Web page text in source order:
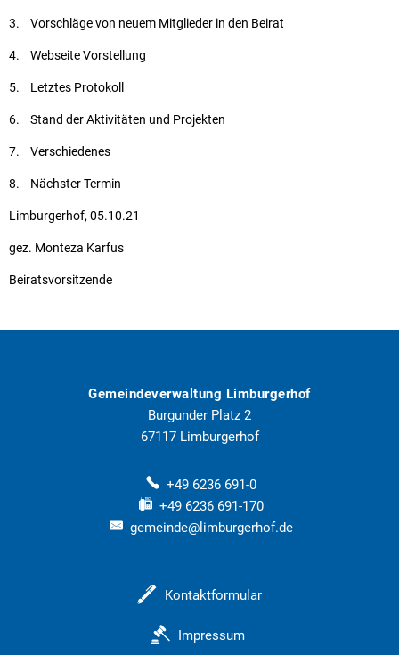
3. Vorschläge von neuem Mitglieder in den Beirat
4. Webseite Vorstellung
5. Letztes Protokoll
6. Stand der Aktivitäten und Projekten
7. Verschiedenes
8. Nächster Termin
Limburgerhof, 05.10.21
gez. Monteza Karfus
Beiratsvorsitzende
Gemeindeverwaltung Limburgerhof
Burgunder Platz 2
67117 Limburgerhof
+49 6236 691-0
+49 6236 691-170
gemeinde@limburgerhof.de
Kontaktformular
Impressum